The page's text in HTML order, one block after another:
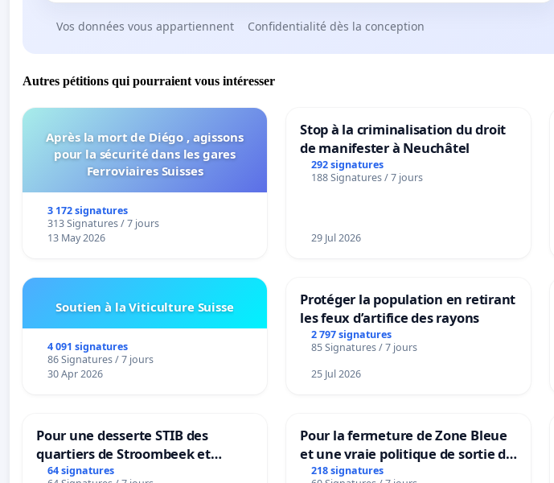
Vos données vous appartiennent Confidentialité dès la conception
Autres pétitions qui pourraient vous intéresser
Après la mort de Diégo , agissons
pour la sécurité dans les gares
Ferroviaires Suisses
3 172 signatures
313 Signatures / 7 jours
13 May 2026
Stop à la criminalisation du droit
de manifester à Neuchâtel
292 signatures
188 Signatures / 7 jours
29 Jul 2026
Soutien à la Viticulture Suisse
4 091 signatures
86 Signatures / 7 jours
30 Apr 2026
Protéger la population en retirant
les feux d’artifice des rayons
2 797 signatures
85 Signatures / 7 jours
25 Jul 2026
Pour une desserte STIB des
quartiers de Stroombeek et
Beauval - Voor een MIVB-
64 signatures
Pour la fermeture de Zone Bleue
et une vraie politique de sortie de
la dépendance
218 signatures